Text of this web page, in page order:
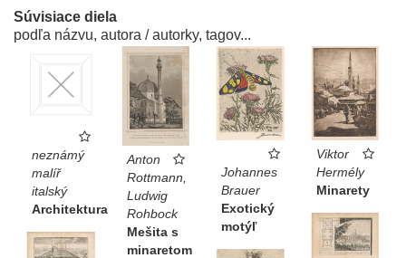
Súvisiace diela
podľa názvu, autora / autorky, tagov...
neznámý
malíř
italský
Architektura
Anton
Rottmann,
Ludwig
Rohbock
Mešita s
minaretom
Johannes
Brauer
Exotický
motýľ
Viktor
Hermély
Minarety